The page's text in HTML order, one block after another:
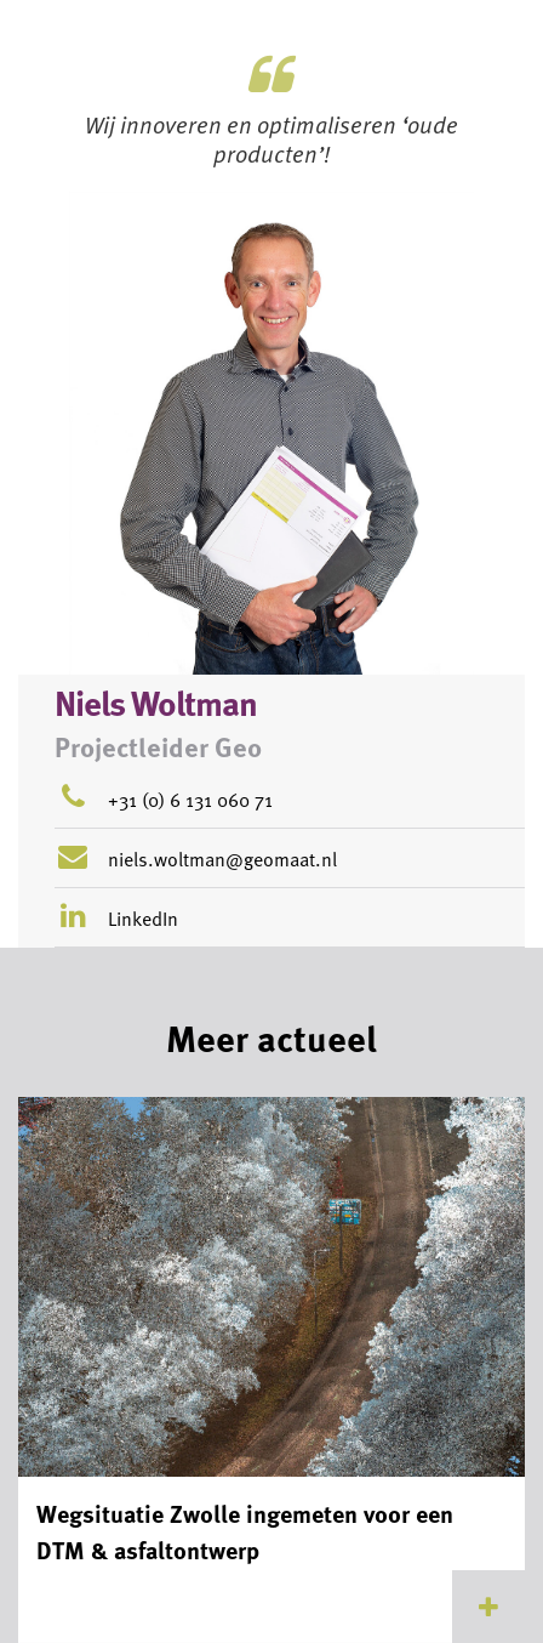
Wij innoveren en optimaliseren ‘oude
producten’!
Niels Woltman
Projectleider Geo
+31 (0) 6 131 060 71
niels.woltman@geomaat.nl
LinkedIn
Meer actueel
Wegsituatie Zwolle ingemeten voor een
DTM & asfaltontwerp